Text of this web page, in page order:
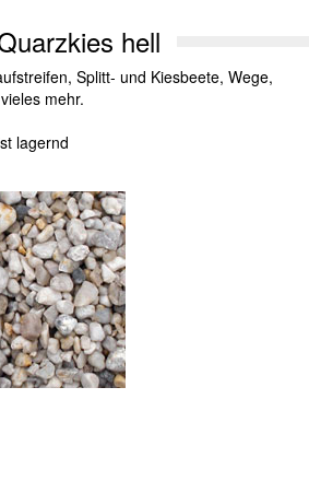
hell
Splitt- und Kiesbeete, Wege,
mehr.
lagernd